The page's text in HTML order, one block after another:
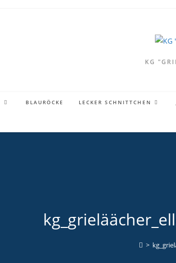
KG
BLAURÖCKE LECKER SCHNITTCHEN
>